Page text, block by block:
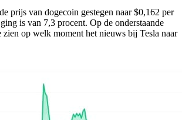
prijs van dogecoin gestegen naar $0,162 per
is van 7,3 procent. Op de onderstaande
op welk moment het nieuws bij Tesla naar